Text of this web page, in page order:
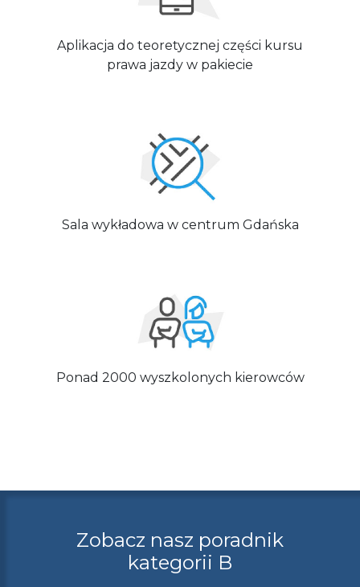
Aplikacja do teoretycznej części kursu
prawa jazdy w pakiecie
Sala wykładowa w centrum Gdańska
Ponad 2000 wyszkolonych kierowców
Zobacz nasz poradnik
kategorii B